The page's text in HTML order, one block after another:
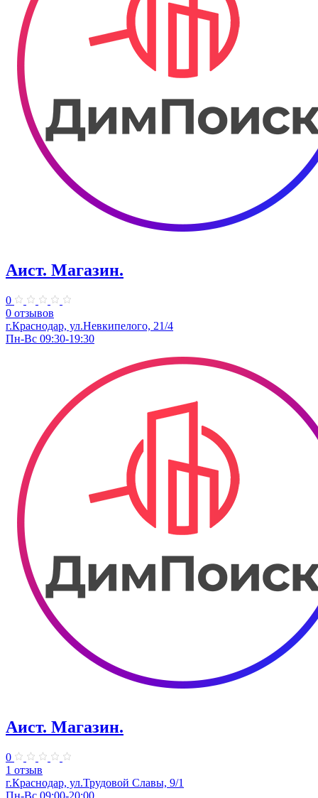
Аист. Магазин.
0
0 отзывов
г.Краснодар, ул.Невкипелого, 21/4
Пн-Вс 09:30-19:30
Аист. Магазин.
0
1 отзыв
г.Краснодар, ул.​Трудовой Славы, 9/1
Пн-Вс 09:00-20:00